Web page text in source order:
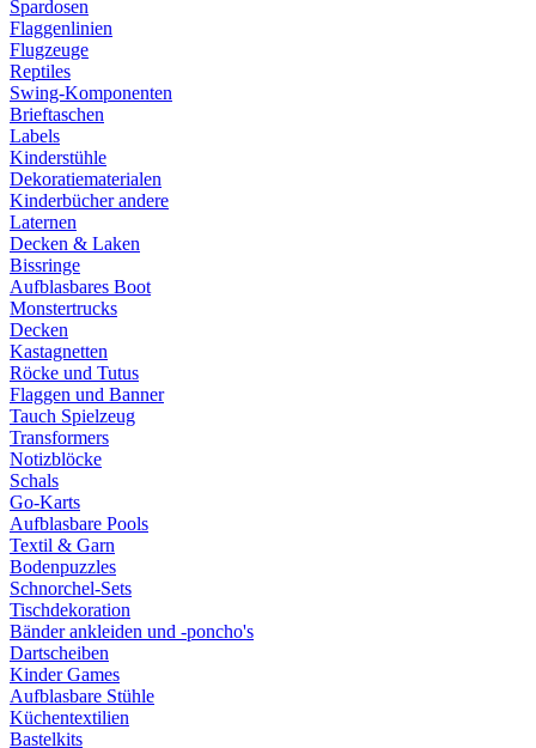
Spardosen
Flaggenlinien
Flugzeuge
Reptiles
Swing-Komponenten
Brieftaschen
Labels
Kinderstühle
Dekoratiematerialen
Kinderbücher andere
Laternen
Decken & Laken
Bissringe
Aufblasbares Boot
Monstertrucks
Decken
Kastagnetten
Röcke und Tutus
Flaggen und Banner
Tauch Spielzeug
Transformers
Notizblöcke
Schals
Go-Karts
Aufblasbare Pools
Textil & Garn
Bodenpuzzles
Schnorchel-Sets
Tischdekoration
Bänder ankleiden und -poncho's
Dartscheiben
Kinder Games
Aufblasbare Stühle
Küchentextilien
Bastelkits